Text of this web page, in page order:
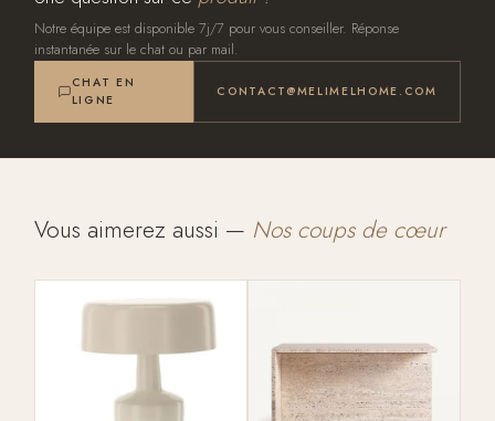
Notre équipe est disponible 7j/7 pour vous conseiller. Réponse
instantanée sur le chat ou par mail.
CHAT EN
LIGNE
CONTACT@MELIMELHOME.COM
Vous aimerez aussi — Nos coups de cœur